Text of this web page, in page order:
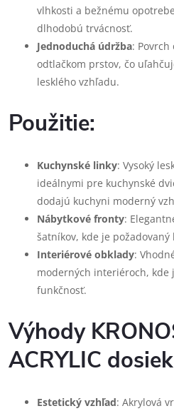
vlhkosti a bežnému
dlhodobú trvácnosť.
Jednoduchá údržba:
odtlačkom prstov, čo
lesklého vzhľadu.
Použitie:
Kuchynské linky: Vysoký
ideálnymi pre kuchynské
dodajú kuchyni moderný
Nábytkové fronty:
šatníkov, kde je
Interiérové obklady:
moderných interiéroch, kde
funkčnosť.
Výhody
ACRYLIC
Estetický vzhľad: Akrylová